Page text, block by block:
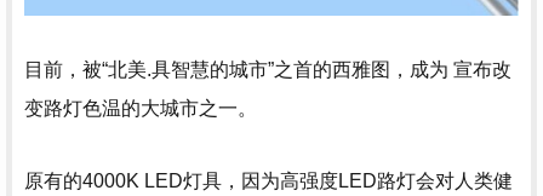
目前，被“北美.具智慧的城市”之首的西雅图，成为 宣布改
变路灯色温的大城市之一。
原有的4000K LED灯具，因为高强度LED路灯会对人类健